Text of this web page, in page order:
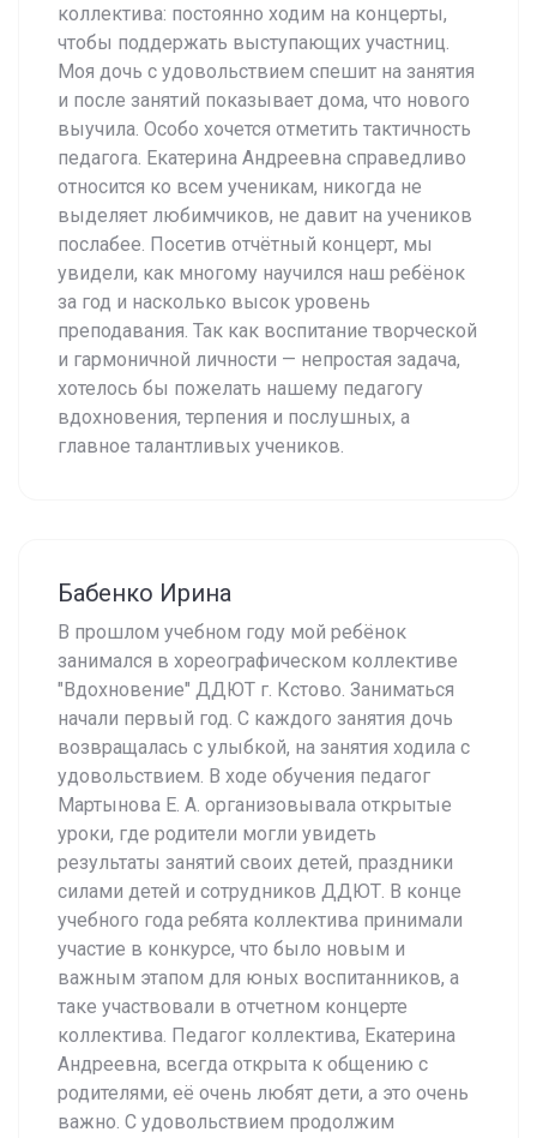
коллектива: постоянно ходим на концерты,
чтобы поддержать выступающих участниц.
Моя дочь с удовольствием спешит на занятия
и после занятий показывает дома, что нового
выучила. Особо хочется отметить тактичность
педагога. Екатерина Андреевна справедливо
относится ко всем ученикам, никогда не
выделяет любимчиков, не давит на учеников
послабее. Посетив отчётный концерт, мы
увидели, как многому научился наш ребёнок
за год и насколько высок уровень
преподавания. Так как воспитание творческой
и гармоничной личности — непростая задача,
хотелось бы пожелать нашему педагогу
вдохновения, терпения и послушных, а
главное талантливых учеников.
Бабенко Ирина
В прошлом учебном году мой ребёнок
занимался в хореографическом коллективе
"Вдохновение" ДДЮТ г. Кстово. Заниматься
начали первый год. С каждого занятия дочь
возвращалась с улыбкой, на занятия ходила с
удовольствием. В ходе обучения педагог
Мартынова Е. А. организовывала открытые
уроки, где родители могли увидеть
результаты занятий своих детей, праздники
силами детей и сотрудников ДДЮТ. В конце
учебного года ребята коллектива принимали
участие в конкурсе, что было новым и
важным этапом для юных воспитанников, а
таке участвовали в отчетном концерте
коллектива. Педагог коллектива, Екатерина
Андреевна, всегда открыта к общению с
родителями, её очень любят дети, а это очень
важно. С удовольствием продолжим